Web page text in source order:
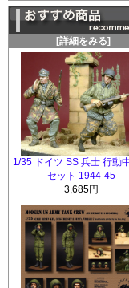
[詳細をみる]
1/35 ドイツ SS 兵士 行動
セット 1944-45
3,685円